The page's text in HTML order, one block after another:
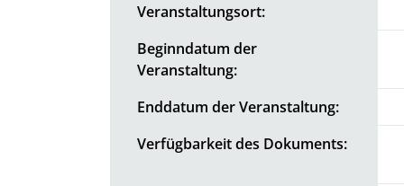
Veranstaltungsort:
Beginndatum der
Veranstaltung:
Enddatum der Veranstaltung:
Verfügbarkeit des Dokuments: